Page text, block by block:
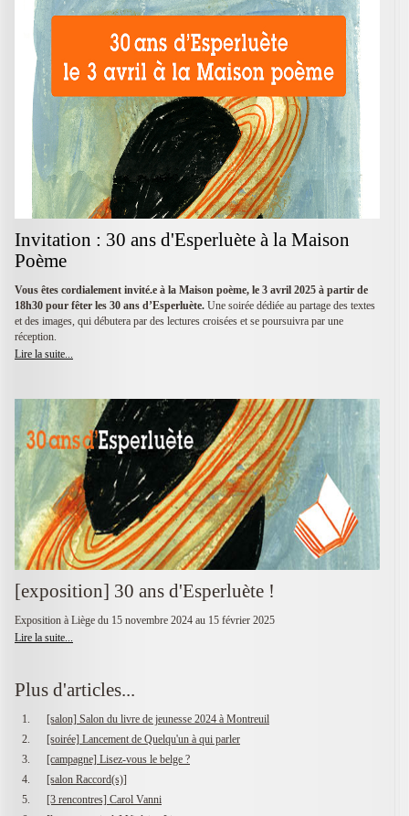
Invitation : 30 ans d'Esperluète à la Maison
Poème
Vous êtes cordialement invité.e à la Maison poème, le 3 avril 2025 à partir de
18h30 pour fêter les 30 ans d’Esperluète. Une soirée dédiée au partage des textes
et des images, qui débutera par des lectures croisées et se poursuivra par une
réception.
Lire la suite...
[exposition] 30 ans d'Esperluète !
Exposition à Liège du 15 novembre 2024 au 15 février 2025
Lire la suite...
Plus d'articles...
[salon] Salon du livre de jeunesse 2024 à Montreuil
[soirée] Lancement de Quelqu'un à qui parler
[campagne] Lisez-vous le belge ?
[salon Raccord(s)]
[3 rencontres] Carol Vanni